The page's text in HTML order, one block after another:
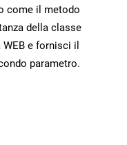
come il metodo
della classe
e fornisci il
parametro.